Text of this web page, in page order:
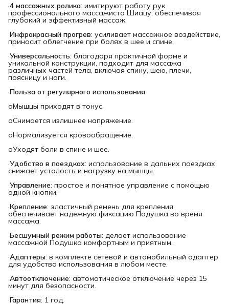
·4 массажных ролика: имитируют работу рук
профессионального массажиста Шиацу, обеспечивая
глубокий и эффективный массаж.
·Инфракрасный прогрев: усиливает массажное воздействие,
приносит облегчение при болях в шее и спине.
·Универсальность: благодаря практичной форме и
уникальной конструкции, подходит для массажа
различных частей тела, включая спину, шею, плечи,
поясницу и ноги.
·Польза от регулярного использования:
oМышцы приходят в тонус.
oСнимается излишнее напряжение.
oНормализуется кровообращение.
oУходят боли в спине и шее.
·Удобство в поездках: использование в дальних поездках
снижает усталость и нагрузку на мышцы.
·Управление: простое и понятное управление с помощью
одной кнопки.
·Крепление: эластичный ремень для крепления
обеспечивает надежную фиксацию Подушка во время
массажа.
·Бесшумный режим работы: делает использование
массажной Подушка комфортным и приятным.
·Адаптеры: в комплекте сетевой и автомобильный адаптер
для удобства использования в любом месте.
·Автоотключение: автоматическое отключение через 15
минут для безопасности.
·Гарантия: 1 год.